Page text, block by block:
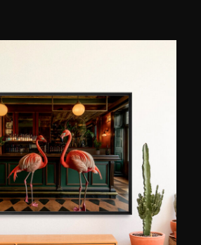
y las líneas para crear
El universo poético y
artista es una auténtica
y es el reflejo de una
de asombro, pero también